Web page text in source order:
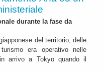
durante la fase da
del territorio, delle
era operativo nelle
arrivo a Tokyo quando il